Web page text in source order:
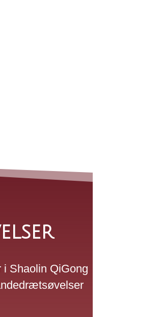
Shaolin QiGong